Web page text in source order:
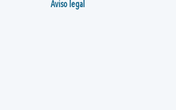
Aviso legal